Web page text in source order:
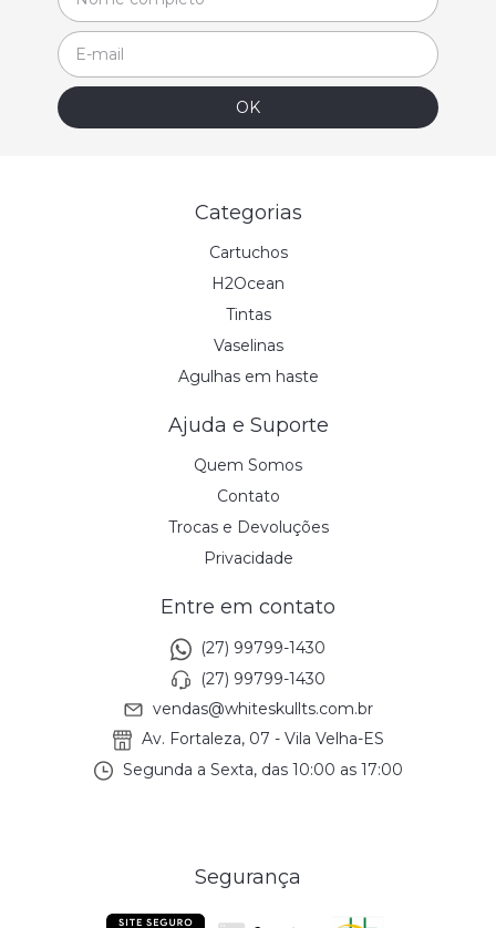
Categorias
Cartuchos
H2Ocean
Tintas
Vaselinas
Agulhas em haste
Ajuda e Suporte
Quem Somos
Contato
Trocas e Devoluções
Privacidade
Entre em contato
(27) 99799-1430
(27) 99799-1430
vendas@whiteskullts.com.br
Av. Fortaleza, 07 - Vila Velha-ES
Segunda a Sexta, das 10:00 as 17:00
Segurança